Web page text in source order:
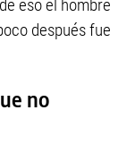
eso el hombre
después fue
no